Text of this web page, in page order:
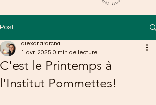
Post
C'est le Printemps à
l'Institut Pommettes!
alexandrarchd
1 avr. 2025 0 min de lecture